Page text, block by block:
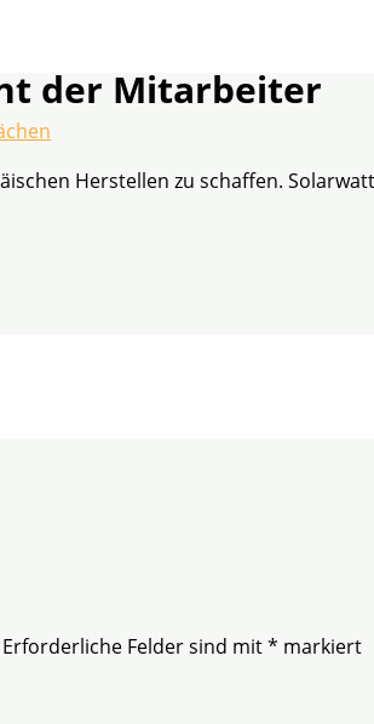
der Mitarbeiter
Herstellen zu schaffen.
Erforderliche Felder sind mit* markiert